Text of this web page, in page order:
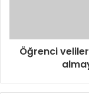
Öğrenci